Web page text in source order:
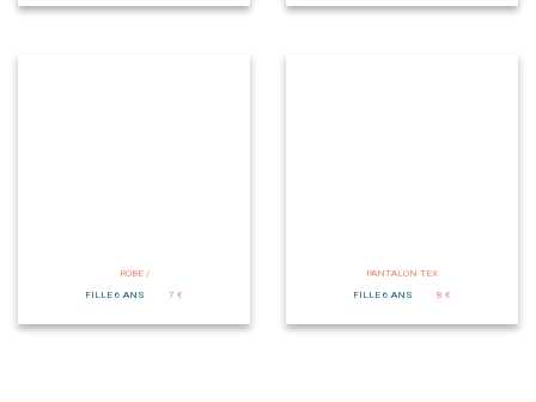
ROBE /
FILLE 6 ANS
7 €
PANTALON TEX
FILLE 6 ANS
8 €